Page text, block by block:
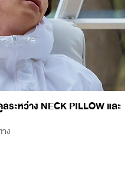
ะหว่าง NECK PILLOW และ
ง